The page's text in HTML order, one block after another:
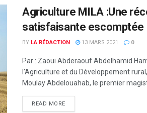
Agriculture MILA :Une
satisfaisante escomptée
BY LA RÉDACTION 13 MARS 2021 0
Par : Zaoui Abderaouf Abdelhamid
l’Agriculture et du Développement
Moulay Abdelouahab, le premier
READ MORE